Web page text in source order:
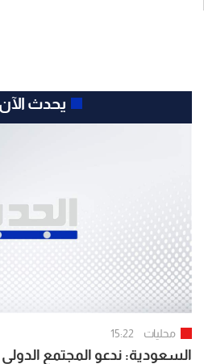
يحدث الآن
محليات 15:22
السعودية: ندعو المجتمع